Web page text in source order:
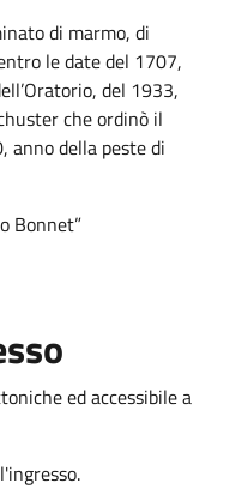
di marmo, di
le date del 1707,
del 1933,
che ordinò il
anno della peste di
Bonnet”
ed accessibile a